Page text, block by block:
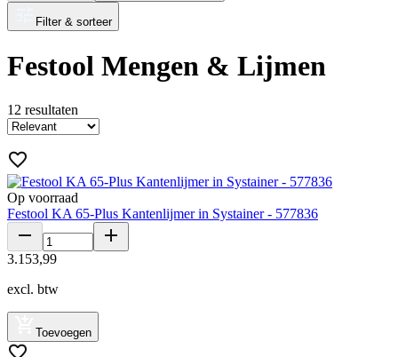
Filter & sorteer
Festool Mengen & Lijmen
12 resultaten
Op voorraad
Festool KA 65-Plus Kantenlijmer in Systainer - 577836
3.153,99
excl. btw
Toevoegen